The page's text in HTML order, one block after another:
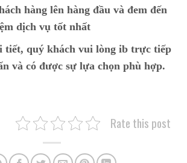
hàng lên hàng đầu và đem đến
dịch vụ tốt nhất
tiết, quý khách vui lòng ib trực tiếp
và có được sự lựa chọn phù hợp.
Rate this post